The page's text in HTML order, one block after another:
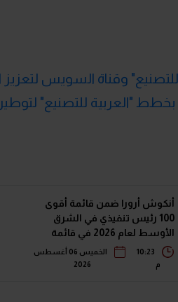
للتصنيع" وقناة السويس
"العربية للتصنيع"
أنكوش أرورا ضمن قائمة أقوى
100 رئيس تنفيذي في الشرق
الأوسط لعام 2026 في قائمة
فوربس الشرق الأوسط"
10:23
م
الخميس 06 أغسطس
2026